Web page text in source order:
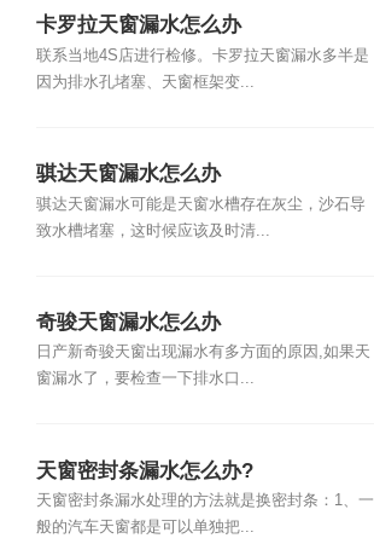
卡罗拉天窗漏水怎么办
联系当地4S店进行检修。卡罗拉天窗漏水多半是
因为排水孔堵塞、天窗框架变...
骐达天窗漏水怎么办
骐达天窗漏水可能是天窗水槽存在灰尘，沙石导
致水槽堵塞，这时候应该及时清...
奇骏天窗漏水怎么办
日产新奇骏天窗出现漏水有多方面的原因,如果天
窗漏水了，要检查一下排水口...
天窗密封条漏水怎么办?
天窗密封条漏水处理的方法就是换密封条：1、一
般的汽车天窗都是可以单独把...